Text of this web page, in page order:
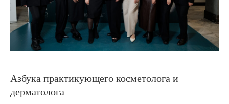
Азбука практикующего косметолога и
дерматолога